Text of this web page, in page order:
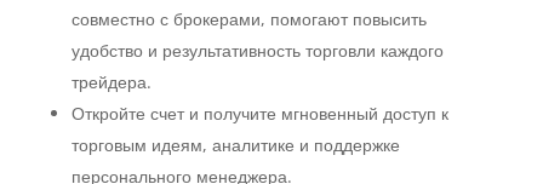
совместно с брокерами, помогают повысить
удобство и результативность торговли каждого
трейдера.
Откройте счет и получите мгновенный доступ к
торговым идеям, аналитике и поддержке
персонального менеджера.